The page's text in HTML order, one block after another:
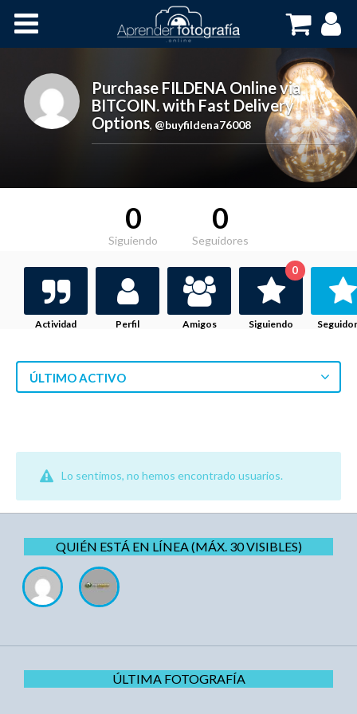
Cursos OnLine
Purchase FILDENA Online via
BITCOIN. with Fast Delivery
Options, @buyfildena76008
0
Siguiendo
0
Seguidores
Actividad Perfil Amigos Siguiendo
0
ÚLTIMO ACTIVO
Lo sentimos, no hemos encontrado usuarios.
QUIÉN ESTÁ EN LÍNEA (MÁX. 30 VISIBLES)
ÚLTIMA FOTOGRAFÍA